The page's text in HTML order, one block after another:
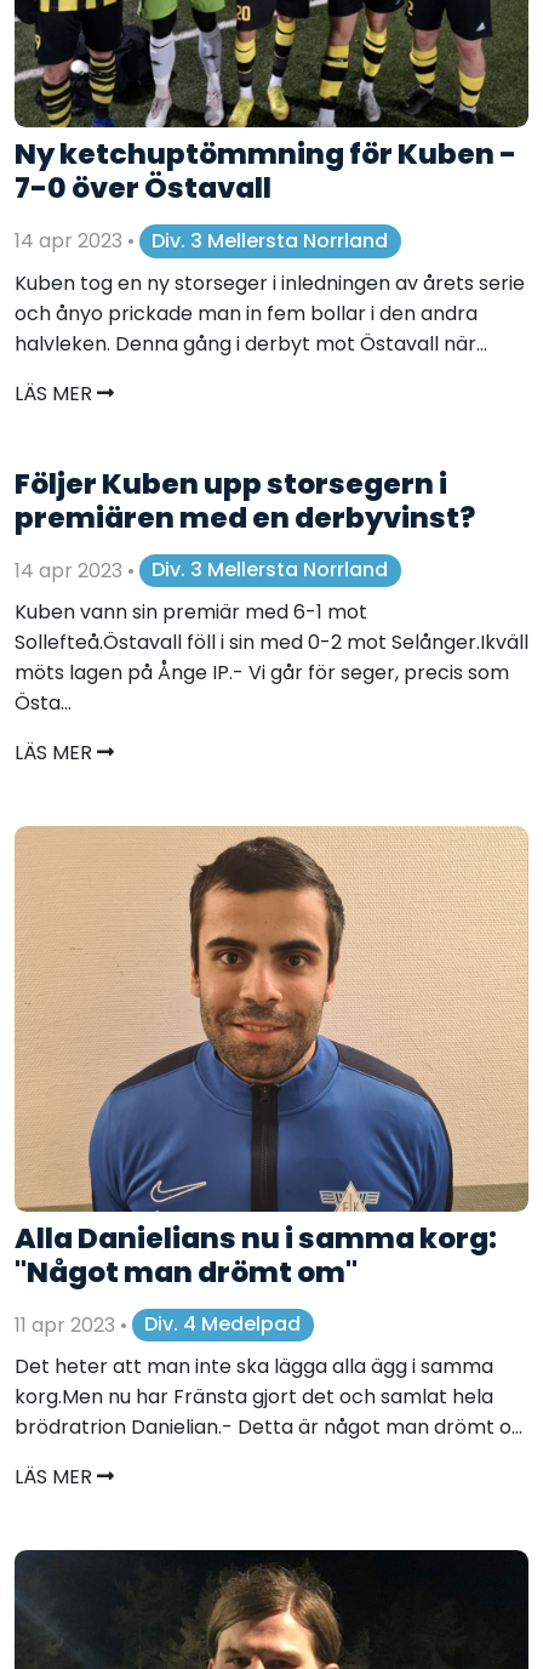
Ny ketchuptömmning för Kuben -
7-0 över Östavall
14 apr 2023 •
Div. 3 Mellersta Norrland
Kuben tog en ny storseger i inledningen av årets serie
och ånyo prickade man in fem bollar i den andra
halvleken. Denna gång i derbyt mot Östavall när...
LÄS MER
Följer Kuben upp storsegern i
premiären med en derbyvinst?
14 apr 2023 •
Div. 3 Mellersta Norrland
Kuben vann sin premiär med 6-1 mot
Sollefteå.Östavall föll i sin med 0-2 mot Selånger.Ikväll
möts lagen på Ånge IP.- Vi går för seger, precis som
Östa...
LÄS MER
Alla Danielians nu i samma korg:
"Något man drömt om"
11 apr 2023 •
Div. 4 Medelpad
Det heter att man inte ska lägga alla ägg i samma
korg.Men nu har Fränsta gjort det och samlat hela
brödratrion Danielian.- Detta är något man drömt o...
LÄS MER